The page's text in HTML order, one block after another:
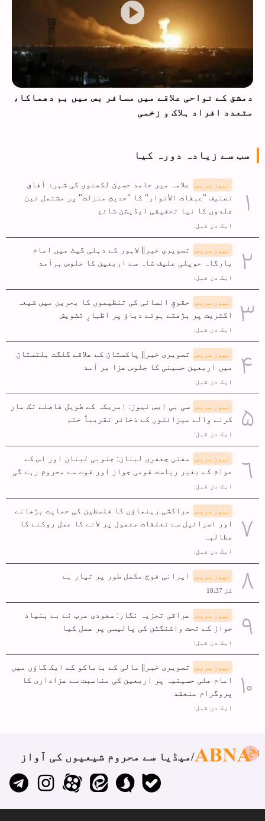
دمشق کے نواحی علاقے میں مسافر بس میں بم دھماکا،
متعدد افراد ہلاک و زخمی
سب سے زیادہ دورہ کیا
نیوز سروس
علامہ میر حامد حسین لکھنوی کی شہرۂ آفاق
تصنیف "عبقات الأنوار" کا "حدیثِ منزلت" پر مشتمل تین
جلدوں کا نیا تحقیقی ایڈیشن شائع
ایک دن قبل:
نیوز سروس
تصویری خبر|| لاہور کے دہلی گیٹ میں امام
بارگاہ حویلی علیف شاہ سے اربعین کا جلوس برآمد
ایک دن قبل:
نیوز سروس
حقوقِ انسانی کی تنظیموں کا بحرین میں شیعہ
اکثریت پر بڑھتے ہوئے دباؤ پر اظہارِ تشویش
ایک دن قبل:
نیوز سروس
تصویری خبر|| پاکستان کے علاقے گلگت بلتستان
میں اربعین حسینی کا جلوس عزا بر آمد
ایک دن قبل:
نیوز سروس
سی بی ایس نیوز: امریکہ کے طویل فاصلے تک مار
کرنے والے میزائلوں کے ذخائر تقریباً ختم
ایک دن قبل:
نیوز سروس
مفتی جعفری لبنان: جنوبی لبنان اور اس کے
عوام کے بغیر ریاست قومی جواز اور قوت سے محروم رہے گی
ایک دن قبل:
نیوز سروس
مراکشی رہنماؤں کا فلسطین کی حمایت بڑھانے
اور اسرائیل سے تعلقات معمول پر لانے کا عمل روکنے کا
مطالبہ
ایک دن قبل:
نیوز سروس ایرانی فوج مکمل طور پر تیار ہے
کل 18:37
نیوز سروس
عراقی تجزیہ نگار: سعودی عرب نے بے بنیاد
جواز کے تحت واشنگٹن کی پالیسی پر عمل کیا
ایک دن قبل:
نیوز سروس
تصویری خبر|| مالی کے باماکو کے ایک گاؤں میں
امام علی حسینیہ پر اربعین کی مناسبت سے عزاداری کا
پروگرام منعقد
ایک دن قبل:
میڈیا سے محروم شیعیوں کی آواز